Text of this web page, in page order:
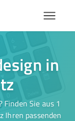
in
Sie aus 1
Ihren passenden